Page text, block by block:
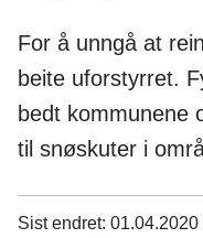
For å unngå at
beite uforstyrret.
bedt kommunene
til snøskuter i
Sist endret 01.04.2020